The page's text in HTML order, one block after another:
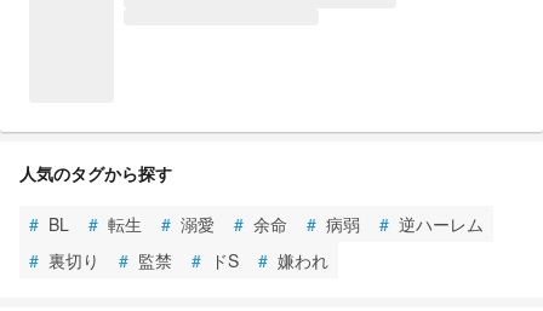
人気のタグから探す
# BL # 転生 # 溺愛 # 余命 # 病弱 # 逆ハーレム
# 裏切り # 監禁 # ドS # 嫌われ